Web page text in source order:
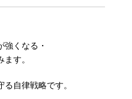
強くなる・
す。
自律戦略です。